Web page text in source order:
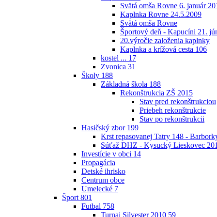
Svätá omša Rovne 6. január
Kaplnka Rovne 24.5.2009
Svätá omša Rovne
Športový deň - Kapucíni 21.
20.výročie založenia kaplnky
Kaplnka a krížová cesta 106
kostel ... 17
Zvonica 31
Školy 188
Základná škola 188
Rekonštrukcia ZŠ 2015
Stav pred rekonštrukciou
Priebeh rekonštrukcie
Stav po rekonštrukcii
Hasičský zbor 199
Krst repasovanej Tatry 148 -
Súťaž DHZ - Kysucký Lieskovec
Investície v obci 14
Propagácia
Detské ihrisko
Centrum obce
Umelecké 7
Šport 801
Futbal 758
Turnaj Silvester 2010 59